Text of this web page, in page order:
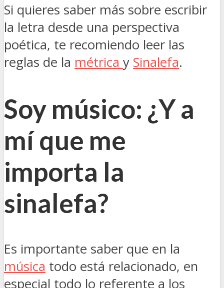
Si quieres saber más sobre escribir
la letra desde una perspectiva
poética, te recomiendo leer las
reglas de la métrica y Sinalefa.
Soy músico: ¿Y a
mí que me
importa la
sinalefa?
Es importante saber que en la
música todo está relacionado, en
especial todo lo referente a los